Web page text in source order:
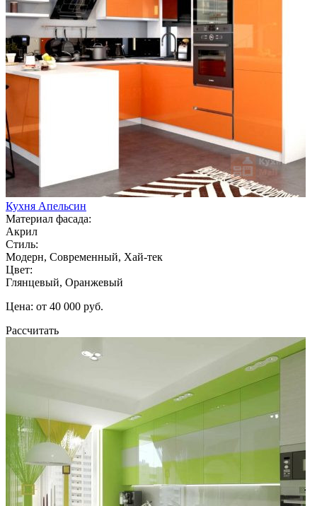
Кухня Апельсин
Материал фасада:
Акрил
Стиль:
Модерн, Современный, Хай-тек
Цвет:
Глянцевый, Оранжевый
Цена: от 40 000 руб.
Рассчитать